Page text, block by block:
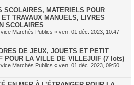
SCOLAIRES, MATERIELS POUR
TRAVAUX MANUELS, LIVRES
SCOLAIRES
Marchés Publics « ven. 01 déc. 2023, 10:47
DE JEUX, JOUETS ET PETIT
POUR LA VILLE DE VILLEJUIF (7 lots)
Marchés Publics « ven. 01 déc. 2023, 09:50